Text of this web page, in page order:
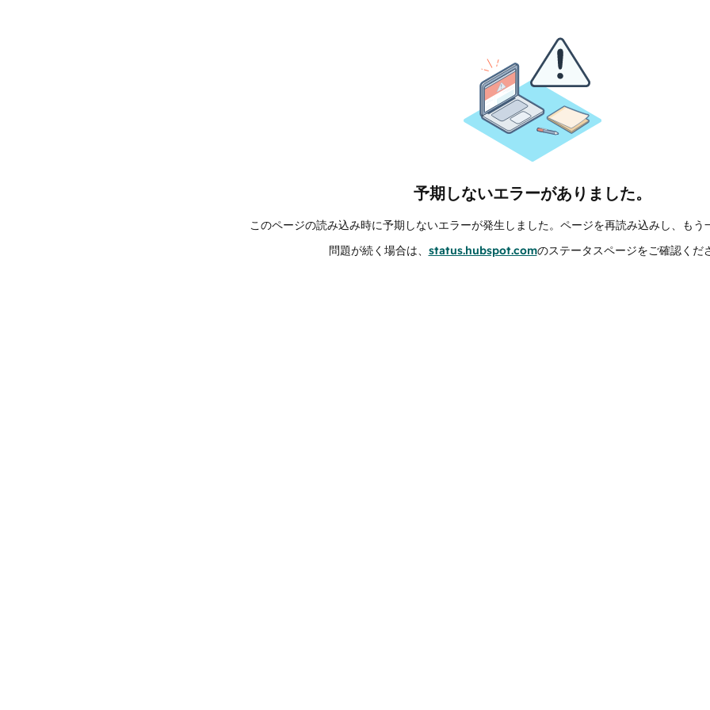
予期しないエラーがありました。
このページの読み込み時に予期しないエラーが発生しました。ページを再読み込みし、もう
問題が続く場合は、 status.hubspot.comのステータスページをご確認くだ